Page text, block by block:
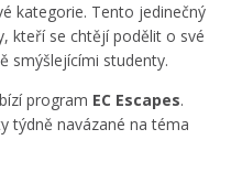
kategorie. Tento jedinečný
kteří se chtějí podělit o své
smýšlejícími studenty.
program EC Escapes.
týdně navázané na téma